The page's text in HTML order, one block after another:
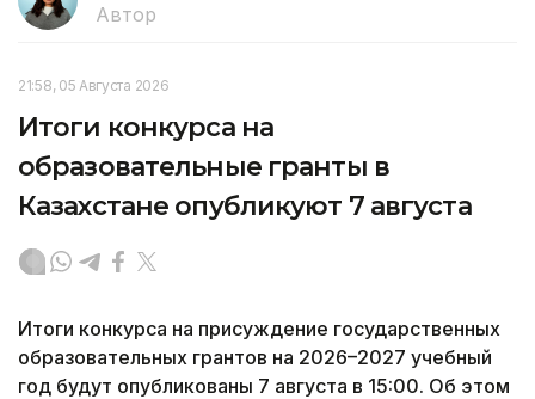
Автор
21:58, 05 Августа 2026
Итоги конкурса на
образовательные гранты в
Казахстане опубликуют 7 августа
Итоги конкурса на присуждение государственных
образовательных грантов на 2026–2027 учебный
год будут опубликованы 7 августа в 15:00. Об этом